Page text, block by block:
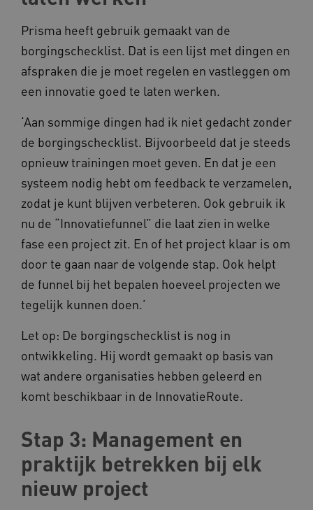
Prisma heeft gebruik gemaakt van de
borgingschecklist. Dat is een lijst met dingen en
afspraken die je moet regelen en vastleggen om
een innovatie goed te laten werken.
‘Aan sommige dingen had ik niet gedacht zonder
de borgingschecklist. Bijvoorbeeld dat je steeds
opnieuw trainingen moet geven. En dat je een
systeem nodig hebt om feedback te verzamelen,
zodat je kunt blijven verbeteren. Ook gebruik ik
nu de “Innovatiefunnel” die laat zien in welke
fase een project zit. En of het project klaar is om
door te gaan naar de volgende stap. Ook helpt
de funnel bij het bepalen hoeveel projecten we
tegelijk kunnen doen.’
Let op: De borgingschecklist is nog in
ontwikkeling. Hij wordt gemaakt op basis van
wat andere organisaties hebben geleerd en
komt beschikbaar in de InnovatieRoute.
Stap 3: Management en
praktijk betrekken bij elk
nieuw project
ervoor dat de website werkt. Deze cookies
worden altijd geplaatst en maken geen inbreuk
op uw privacy.
Naam
Provider/Domein
__Secure-YNID
.youtube.com
__Secure-
ROLLOUT_TOKEN
.youtube.com
FPLC .kennispleingehandicaptensector.nl
Cloudflare Inc.
.vimeo.com
BCSessionID vilans.blueconic.net
ARRAffinity
Microsoft Corporation
.www.kennispleingehandicaptensector.nl
Google Privacy Policy